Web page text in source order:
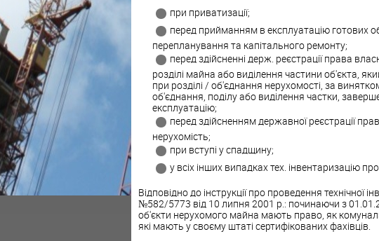
при приватизації;
перед прийманням в експлуатацію готових
перепланування та капітального ремонту;
перед здійсненні держ. реєстрації права
розділі майна або виділення частини об'єкта,
при розділі / об'єднання нерухомості, за
об'єднання, поділу або виділення частки,
експлуатацію;
перед здійсненням державної реєстрації
нерухомість;
при вступі у спадщину;
у всіх інших випадках тех. інвентаризацію
Відповідно до інструкції про проведення технічної
№582/5773 від 10 липня 2001 р.: починаючи з
об'єкти нерухомого майна мають право, як
які мають у своєму штаті сертифікованих фахівців.